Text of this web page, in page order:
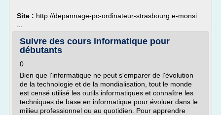
Site : http://depannage-pc-ordinateur-strasbourg.e-monsi
Suivre des cours informatique pour
débutants
0
Bien que l'informatique ne peut s'emparer de l'évolution
de la technologie et de la mondialisation, tout le monde
est censé utilisé les outils informatiques et connaître les
techniques de base en informatique pour évoluer dans le
milieu professionnel ou au quotidien. Pour apprendre